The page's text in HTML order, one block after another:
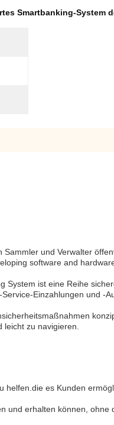
Smartbanking-System
und Verwalter
software and
System ist eine Reihe
Einzahlungen und -
zu navigieren.
helfen.die es Kunden
und erhalten können, ohne